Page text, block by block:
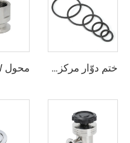
ختم دوّار مركزي للفراغ من نوع KF/NW/ISO، بطاقم ختم مطاطي قياسي FKM/NBR، استبدال الختم الدائري O-Ring، تجهيزات لأشباه الموصلات